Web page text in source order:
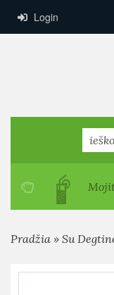
Login
Pradžia » Su